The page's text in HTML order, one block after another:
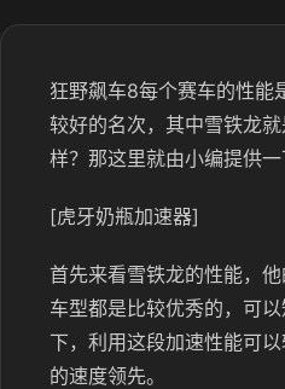
狂野飙车8每个赛车的性能
较好的名次，其中雪铁龙
样？那这里就由小编提供
[虎牙奶瓶加速器]
首先来看雪铁龙的性能，
车型都是比较优秀的，可
下，利用这段加速性能可
的速度领先。